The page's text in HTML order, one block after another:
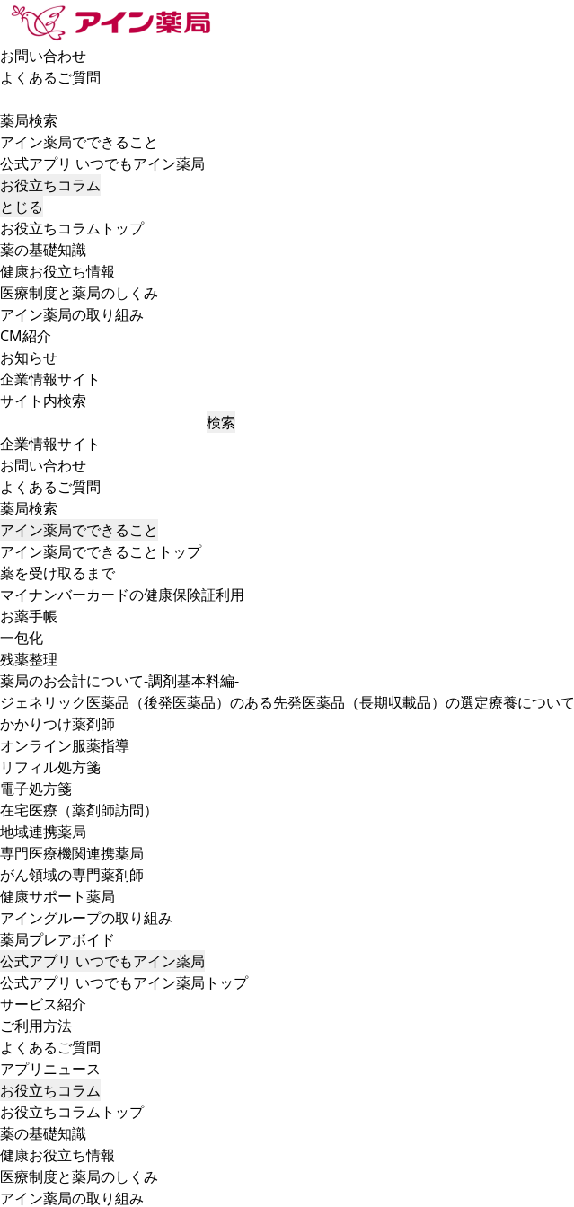
お問い合わせ
よくあるご質問
薬局検索
アイン薬局でできること
公式アプリ いつでもアイン薬局
お役立ちコラム
とじる
お役立ちコラムトップ
薬の基礎知識
健康お役立ち情報
医療制度と薬局のしくみ
アイン薬局の取り組み
CM紹介
お知らせ
企業情報サイト
サイト内検索
検索
企業情報サイト
お問い合わせ
よくあるご質問
薬局検索
アイン薬局でできること
アイン薬局でできることトップ
薬を受け取るまで
マイナンバーカードの健康保険証利用
お薬手帳
一包化
残薬整理
薬局のお会計について-調剤基本料編-
ジェネリック医薬品（後発医薬品）のある先発医薬品（長期収載品）の選定療養について
かかりつけ薬剤師
オンライン服薬指導
リフィル処方箋
電子処方箋
在宅医療（薬剤師訪問）
地域連携薬局
専門医療機関連携薬局
がん領域の専門薬剤師
健康サポート薬局
アイングループの取り組み
薬局プレアボイド
公式アプリ いつでもアイン薬局
公式アプリ いつでもアイン薬局トップ
サービス紹介
ご利用方法
よくあるご質問
アプリニュース
お役立ちコラム
お役立ちコラムトップ
薬の基礎知識
健康お役立ち情報
医療制度と薬局のしくみ
アイン薬局の取り組み